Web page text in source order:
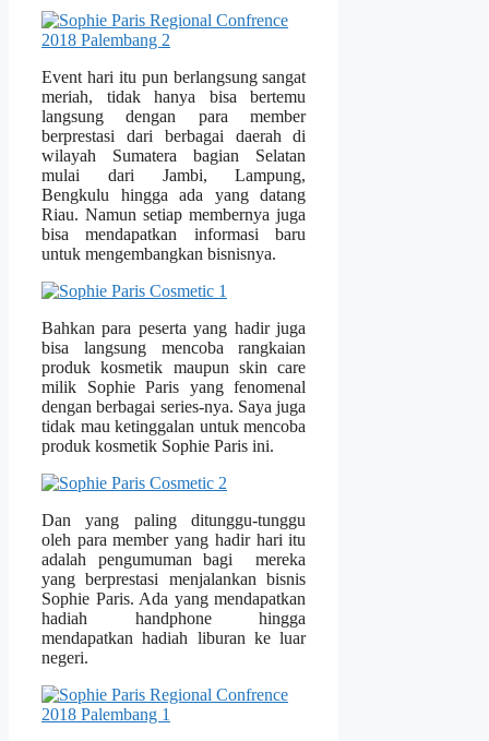
Event hari itu pun berlangsung sangat
meriah, tidak hanya bisa bertemu
langsung dengan para member
berprestasi dari berbagai daerah di
wilayah Sumatera bagian Selatan
mulai dari Jambi, Lampung,
Bengkulu hingga ada yang datang
Riau. Namun setiap membernya juga
bisa mendapatkan informasi baru
untuk mengembangkan bisnisnya.
Bahkan para peserta yang hadir juga
bisa langsung mencoba rangkaian
produk kosmetik maupun skin care
milik Sophie Paris yang fenomenal
dengan berbagai series-nya. Saya juga
tidak mau ketinggalan untuk mencoba
produk kosmetik Sophie Paris ini.
Dan yang paling ditunggu-tunggu
oleh para member yang hadir hari itu
adalah pengumuman bagi mereka
yang berprestasi menjalankan bisnis
Sophie Paris. Ada yang mendapatkan
hadiah handphone hingga
mendapatkan hadiah liburan ke luar
negeri.